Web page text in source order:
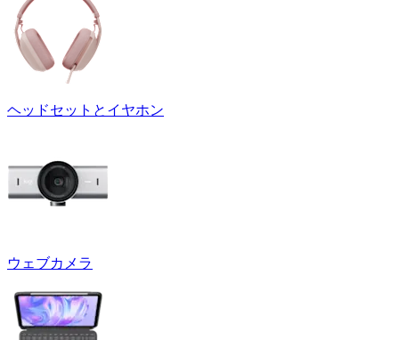
ヘッドセットとイヤホン
ウェブカメラ